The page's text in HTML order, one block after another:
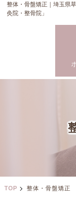
整体・骨盤矯正｜埼玉県
灸院・整骨院」
TOP 整体・骨盤矯正